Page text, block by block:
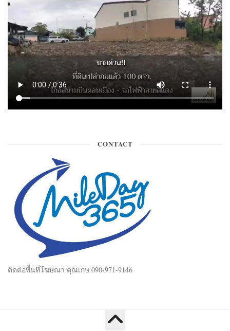
CONTACT
ติดต่อพื้นที่โฆษณา คุณเกษ 090-971-9146